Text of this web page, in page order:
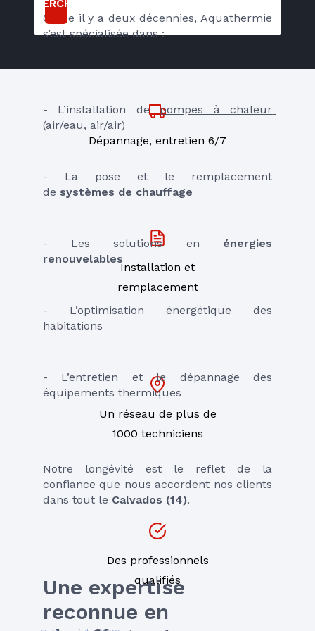
Créée il y a deux décennies, Aquathermie
s’est spécialisée dans :
- L’installation de pompes à chaleur
(air/eau, air/air)
- La pose et le remplacement
de systèmes de chauffage
- Les solutions en énergies
renouvelables
- L’optimisation énergétique des
habitations
- L’entretien et le dépannage des
équipements thermiques
Notre longévité est le reflet de la
confiance que nous accordent nos clients
dans tout le Calvados (14).
Une expertise
reconnue en
RECHERCHER
Dépannage, entretien 6/7
Installation et
remplacement
Un réseau de plus de
1000 techniciens
Des professionnels
qualifiés